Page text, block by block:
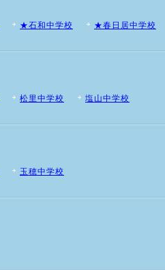
★石和中学校 ★春日居中学校
松里中学校 塩山中学校
玉穂中学校